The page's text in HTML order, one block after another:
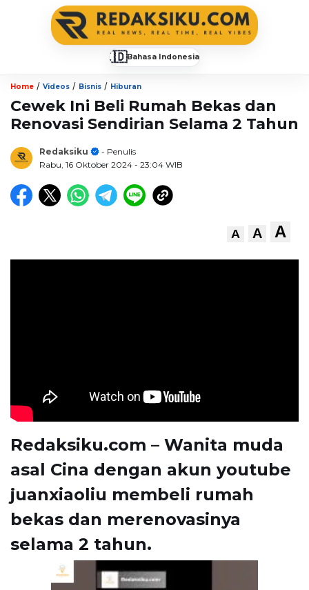
🇮🇩Bahasa Indonesia
Home / Videos / Bisnis / Hiburan
Cewek Ini Beli Rumah Bekas dan
Renovasi Sendirian Selama 2 Tahun
Redaksiku
- Penulis
Rabu, 16 Oktober 2024 - 23:04 WIB
A A A
Redaksiku.com – Wanita muda
asal Cina dengan akun youtube
juanxiaoliu membeli rumah
bekas dan merenovasinya
selama 2 tahun.